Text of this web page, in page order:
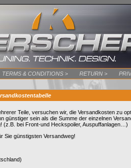
TERMS & CONDITIONS > RETURN >
Teile, versuchen wir, die Versandkosten zu
günstiger sein als die Summe der einzelnen
(z.B. bei Front-und Heckspoiler, Auspuffanlagen…)
Sie günstigsten Versandweg!